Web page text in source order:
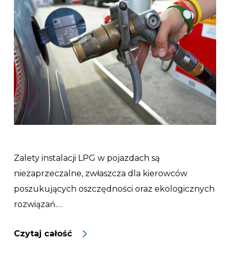
Zalety instalacji LPG w pojazdach są
niezaprzeczalne, zwłaszcza dla kierowców
poszukujących oszczędności oraz ekologicznych
rozwiązań.…